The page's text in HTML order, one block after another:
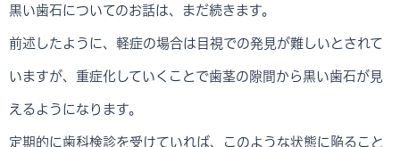
黒い歯石についてのお話は、まだ続きます。
前述したように、軽症の場合は目視での発見が難しいとされて
いますが、重症化していくことで歯茎の隙間から黒い歯石が見
えるようになります。
定期的に歯科検診を受けていれば、このような状態に陥ること